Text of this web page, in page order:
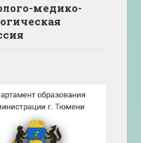
медико-